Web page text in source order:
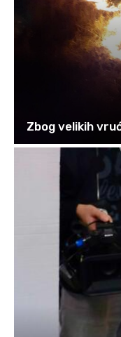
Zbog velikih